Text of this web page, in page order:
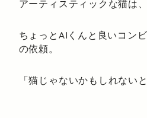
アーティスティックな猫は
ちょっとAIくんと良いコン
の依頼。
「猫じゃないかもしれないと